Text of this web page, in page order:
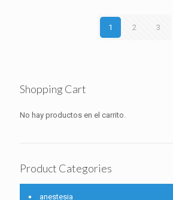
1 2 3
Shopping Cart
No hay productos en el carrito.
Product Categories
anestesia